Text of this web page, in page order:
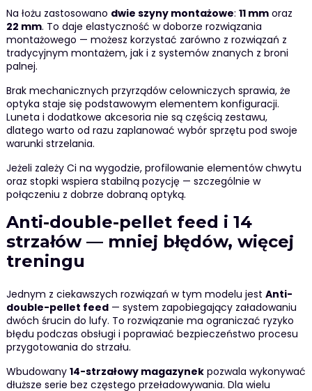
Na łożu zastosowano dwie szyny montażowe: 11 mmoraz
22 mm. To daje elastyczność w doborze rozwiązania
montażowego — możesz korzystać zarówno z rozwiązań z
tradycyjnym montażem, jak i z systemów znanych z broni
palnej.
Brak mechanicznych przyrządów celowniczych sprawia, że
optyka staje się podstawowym elementem konfiguracji.
Luneta i dodatkowe akcesoria nie są częścią zestawu,
dlatego warto od razu zaplanować wybór sprzętu pod swoje
warunki strzelania.
Jeżeli zależy Ci na wygodzie, profilowanie elementów chwytu
oraz stopki wspiera stabilną pozycję — szczególnie w
połączeniu z dobrze dobraną optyką.
Anti-double-pellet feed i 14
strzałów — mniej błędów, więcej
treningu
Jednym z ciekawszych rozwiązań w tym modelu jest Anti-
double-pellet feed— system zapobiegający załadowaniu
dwóch śrucin do lufy. To rozwiązanie ma ograniczać ryzyko
błędu podczas obsługi i poprawiać bezpieczeństwo procesu
przygotowania do strzału.
Wbudowany 14-strzałowy magazynekpozwala wykonywać
dłuższe serie bez częstego przeładowywania. Dla wielu